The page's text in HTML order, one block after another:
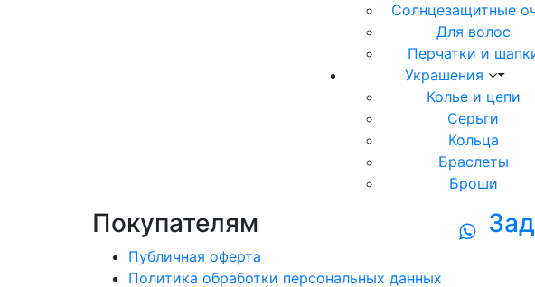
Солнцезащитные
Для волос
Перчатки и
Украшения
Колье и цепи
Серьги
Кольца
Браслеты
Броши
Покупателям
Публичная оферта
Политика обработки персональных данных